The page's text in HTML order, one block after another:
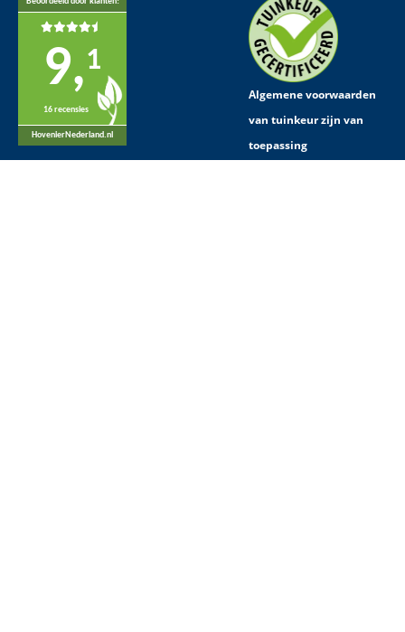
9,1
16 recensies
HovenierNederland.nl
Algemene voorwaarden
van tuinkeur zijn van
toepassing